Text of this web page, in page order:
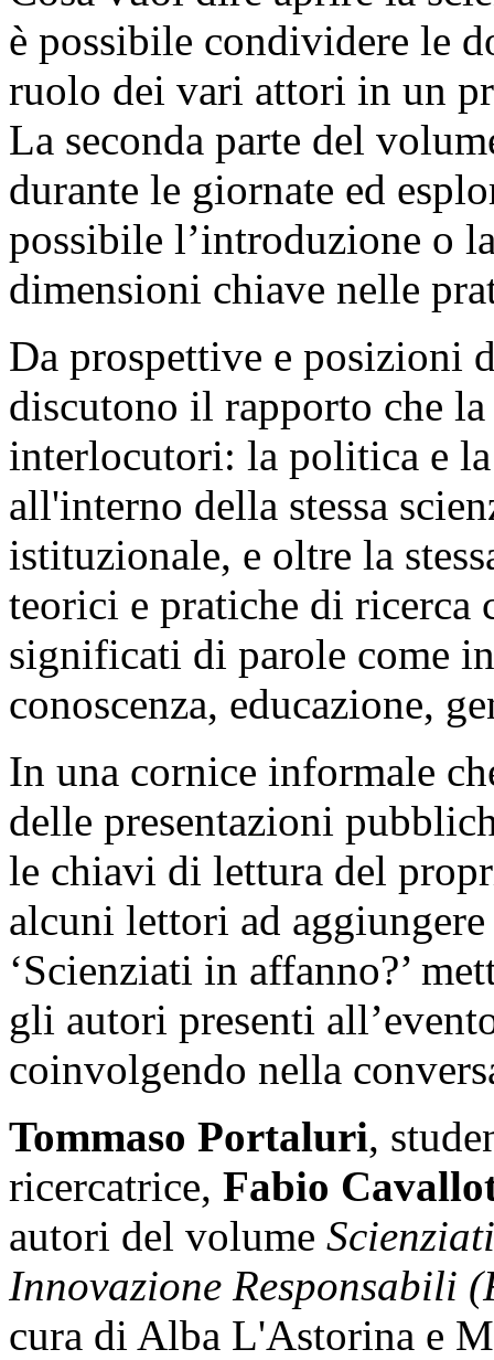
è possibile condividere le
ruolo dei vari attori in un
La seconda parte del
durante le giornate ed
possibile l’introduzione o
dimensioni chiave nelle
Da prospettive e posizioni
discutono il rapporto che
interlocutori: la politica e
all'interno della stessa
istituzionale, e oltre la
teorici e pratiche di ricerca
significati di parole come
conoscenza, educazione,
In una cornice informale
delle presentazioni
le chiavi di lettura del
alcuni lettori ad
‘Scienziati in affanno?’
gli autori presenti
coinvolgendo nella
Tommaso Portaluri,
ricercatrice, Fabio
autori del volume
Innovazione Responsabili
cura di Alba L'Astorina e